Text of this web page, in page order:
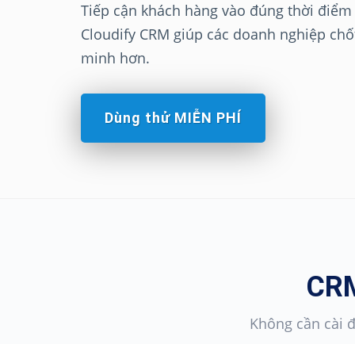
Tiếp cận khách hàng vào đúng thời
Cloudify CRM giúp các doanh nghiệp
minh hơn.
Dùng thử MIỄN PHÍ
Không cần cài